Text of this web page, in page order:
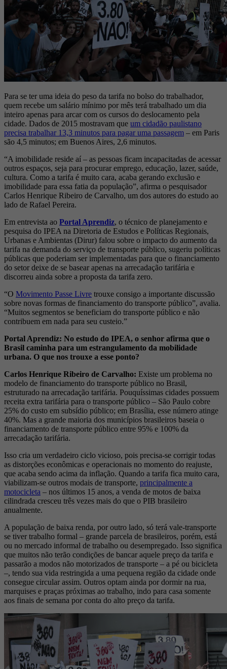
Para se ter uma ideia do peso da tarifa no bolso do trabalhador,
quem recebe um salário mínimo por mês terá trabalhado um dia
inteiro apenas para arcar com os cursos do deslocamento pela
cidade. Dados de 2015 mostravam que um cidadão paulistano
precisa trabalhar 13,3 minutos para pagar uma passagem – em Paris
são 4,5 minutos; em Buenos Aires, 2,6 minutos.
“A imobilidade reside aí – as pessoas ficam incapacitadas de acessar
outros espaços, seja para procurar emprego, educação, lazer, saúde,
cultura. Como a tarifa é muito cara, acaba gerando exclusão e
imobilidade para essa fatia da população”, afirma o pesquisador
Carlos Henrique Ribeiro de Carvalho, um dos autores do estudo ao
lado de Rafael Pereira.
Em entrevista ao Portal Aprendiz, o técnico de planejamento e
pesquisa do IPEA na Diretoria de Estudos e Políticas Regionais,
Urbanas e Ambientas (Dirur) falou sobre o impacto do aumento da
tarifa na demanda do serviço de transporte público, sugeriu políticas
públicas que poderiam ser implementadas para que o financiamento
do setor deixe de se basear apenas na arrecadação tarifária e
discorreu ainda sobre a proposta da tarifa zero.
“O Movimento Passe Livre trouxe consigo a importante discussão
sobre novas formas de financiamento do transporte público”, avalia.
“Muitos segmentos se beneficiam do transporte público e não
contribuem em nada para seu custeio.”
Portal Aprendiz: No estudo do IPEA, o senhor afirma que o
Brasil caminha para um estrangulamento da mobilidade
urbana. O que nos trouxe a esse ponto?
Carlos Henrique Ribeiro de Carvalho: Existe um problema no
modelo de financiamento do transporte público no Brasil,
estruturado na arrecadação tarifária. Pouquíssimas cidades possuem
receita extra tarifária para o transporte público – São Paulo cobre
25% do custo em subsídio público; em Brasília, esse número atinge
40%. Mas a grande maioria dos municípios brasileiros baseia o
financiamento de transporte público entre 95% e 100% da
arrecadação tarifária.
Isso cria um verdadeiro ciclo vicioso, pois precisa-se corrigir todas
as distorções econômicas e operacionais no momento do reajuste,
que acaba sendo acima da inflação. Quando a tarifa fica muito cara,
viabilizam-se outros modais de transporte, principalmente a
motocicleta – nos últimos 15 anos, a venda de motos de baixa
cilindrada cresceu três vezes mais do que o PIB brasileiro
anualmente.
A população de baixa renda, por outro lado, só terá vale-transporte
se tiver trabalho formal – grande parcela de brasileiros, porém, está
ou no mercado informal de trabalho ou desempregado. Isso significa
que muitos não terão condições de bancar aquele preço da tarifa e
passarão a modos não motorizados de transporte – a pé ou bicicleta
–, tendo sua vida restringida a uma pequena região da cidade onde
consegue circular assim. Outros optam ainda por dormir na rua,
marquises e praças próximas ao trabalho, indo para casa somente
aos finais de semana por conta do alto preço da tarifa.